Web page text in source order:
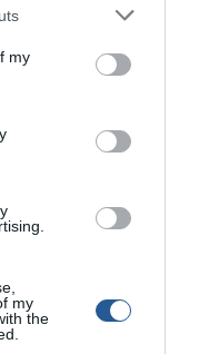
my
my
the
ΠΑΣΥΦΘΕΑ
πρόσωπο του
&
πρωτάθληµα
2014